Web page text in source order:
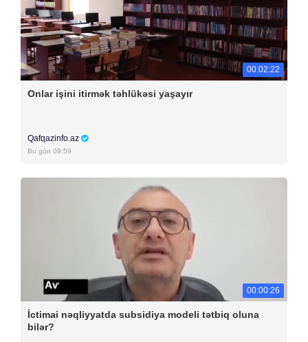
00:02:22
Onlar işini itirmək təhlükəsi yaşayır
Qafqazinfo.az
Bu gün 09:59
00:00:26
İctimai nəqliyyatda subsidiya modeli tətbiq oluna
bilər?